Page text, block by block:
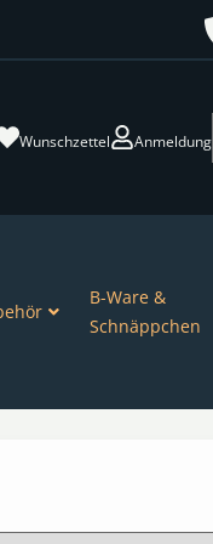
Wunschzettel Anmeldung
B-Ware &
Schnäppchen